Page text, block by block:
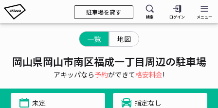
駐車場を貸す
検索 ログイン メニュー
一覧 地図
岡山県岡山市南区福成一丁目周辺の駐車場
アキッパなら予約ができて格安料金!
未定 指定なし